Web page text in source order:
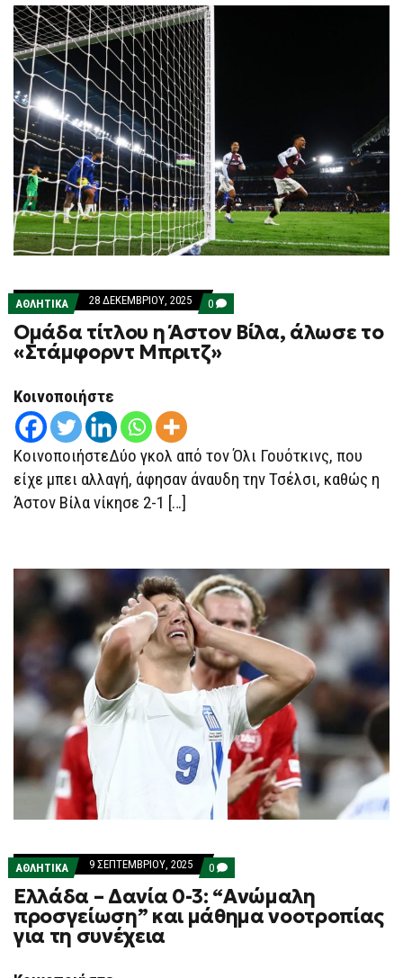
ΑΘΛΗΤΙΚΑ 28 ΔΕΚΕΜΒΡΊΟΥ, 2025 0 COMMENTS
ON
ΟΜΆΔΑ
ΤΊΤΛΟΥ
Η
Ομάδα τίτλου η Άστον Βίλα, άλωσε το
«Στάμφορντ Μπριτζ»
Κοινοποιήστε
ΚοινοποιήστεΔύο γκολ από τον Όλι Γουότκινς, που
είχε μπει αλλαγή, άφησαν άναυδη την Τσέλσι, καθώς η
Άστον Βίλα νίκησε 2-1 […]
ΑΘΛΗΤΙΚΑ 9 ΣΕΠΤΕΜΒΡΊΟΥ, 2025 0 COMMENTS
ON
ΕΛΛΆΔΑ
–
ΔΑΝΊΑ
Ελλάδα – Δανία 0-3: “Ανώμαλη
προσγείωση” και μάθημα νοοτροπίας
για τη συνέχεια